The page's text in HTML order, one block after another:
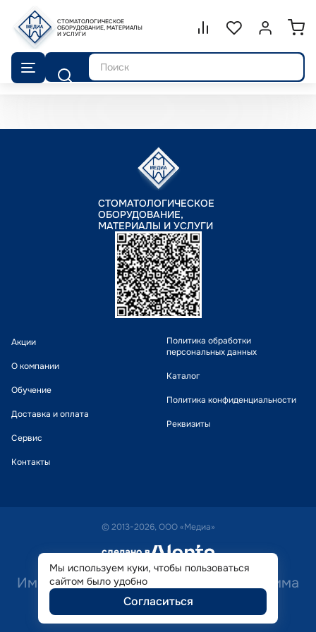
СТОМАТОЛОГИЧЕСКОЕ
ОБОРУДОВАНИЕ, МАТЕРИАЛЫ
И УСЛУГИ
Сравнение.
СписокВойти или
Поиск
СТОМАТОЛОГИЧЕСКОЕ
ОБОРУДОВАНИЕ,
МАТЕРИАЛЫ И УСЛУГИ
Акции
О компании
Обучение
Доставка и оплата
Сервис
Контакты
Политика обработки
персональных данных
Каталог
Политика конфиденциальности
Реквизиты
© 2013-2026, ООО «Медиа»
сделано в alente
Имеются противопоказания. Необходима
консультация специалиста.
Мы используем куки, чтобы пользоваться
сайтом было удобно
Согласиться